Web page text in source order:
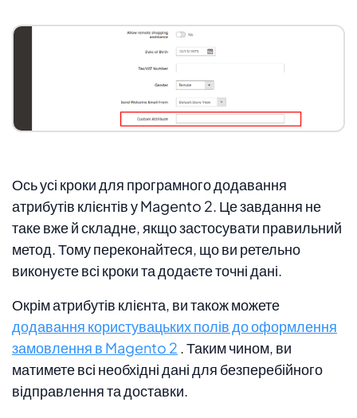
Ось усі кроки для програмного додавання
атрибутів клієнтів у Magento 2. Це завдання не
таке вже й складне, якщо застосувати правильний
метод. Тому переконайтеся, що ви ретельно
виконуєте всі кроки та додаєте точні дані.
Окрім атрибутів клієнта, ви також можете
додавання користувацьких полів до оформлення
замовлення в Magento 2 . Таким чином, ви
матимете всі необхідні дані для безперебійного
відправлення та доставки.